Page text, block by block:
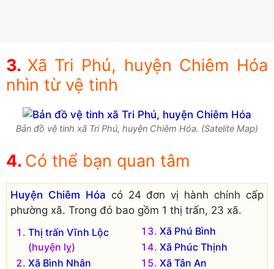
Xã Tri Phú, huyện Chiêm Hóa
nhìn từ vệ tinh
Bản đồ vệ tinh xã Tri Phú, huyện Chiêm Hóa. (Satelite Map)
Có thể bạn quan tâm
Huyện Chiêm Hóa có 24 đơn vị hành chính cấp
phường xã. Trong đó bao gồm 1 thị trấn, 23 xã.
Thị trấn Vĩnh Lộc
(huyện lỵ)
Xã Bình Nhân
Xã Phú Bình
Xã Phúc Thịnh
Xã Tân An